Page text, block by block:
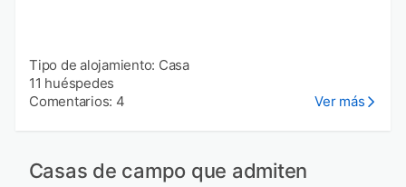
Tipo de alojamiento: Casa
11 huéspedes
Comentarios: 4
Ver más
Casas de campo que admiten